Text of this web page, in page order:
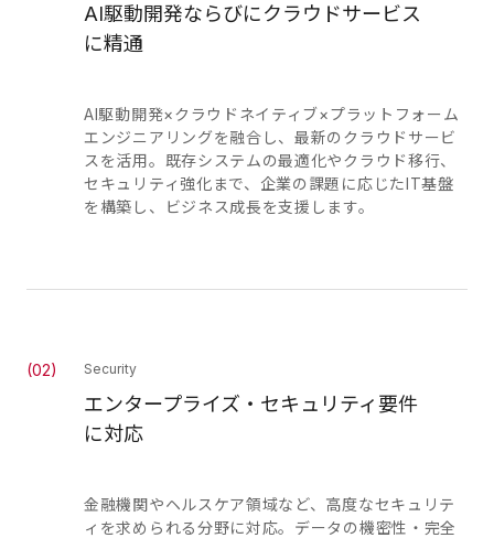
AI駆動開発ならびにクラウドサービス
に精通
AI駆動開発×クラウドネイティブ×プラットフォーム
エンジニアリングを融合し、最新のクラウドサービ
スを活用。既存システムの最適化やクラウド移行、
セキュリティ強化まで、企業の課題に応じたIT基盤
を構築し、ビジネス成長を支援します。
(02) Security
エンタープライズ・セキュリティ要件
に対応
金融機関やヘルスケア領域など、高度なセキュリテ
ィを求められる分野に対応。データの機密性・完全